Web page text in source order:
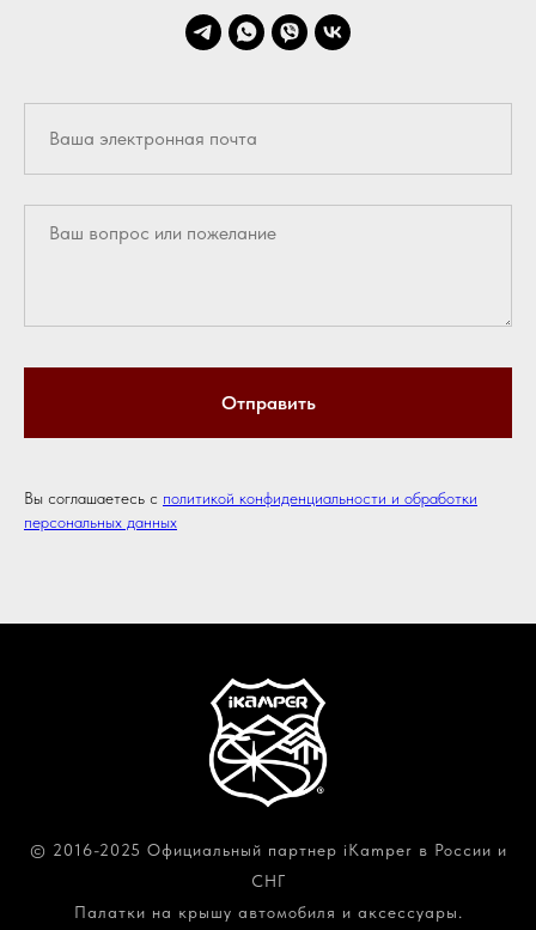
Отправить
Вы соглашаетесь с политикой конфиденциальности и обработки
персональных данных
© 2016-2025 Официальный партнер iKamper в России и
СНГ
Палатки на крышу автомобиля и аксессуары.